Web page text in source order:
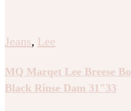
Jeans, Lee
MQ Marqet Lee Breese
Black Rinse Dam 31″33